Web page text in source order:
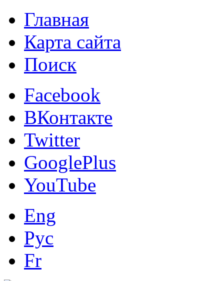
Главная
Карта сайта
Поиск
Facebook
ВКонтакте
Twitter
GooglePlus
YouTube
Eng
Рус
Fr